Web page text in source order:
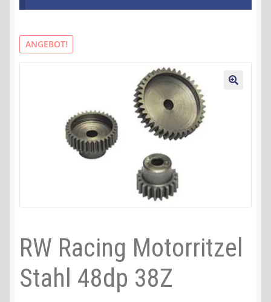
Kontakt
AGB
Impressum
ANGEBOT!
RW Racing Motorritzel
Stahl 48dp 38Z